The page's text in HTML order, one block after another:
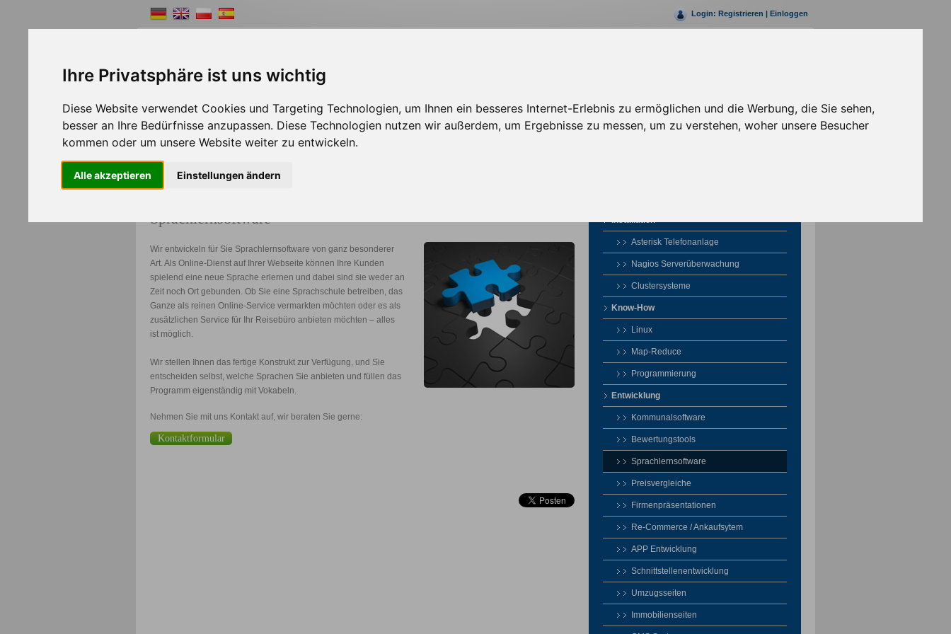
Ihre Privatsphäre ist uns wichtig
Diese Website verwendet Cookies und Targeting Technologien, um Ihnen ein besseres Internet-Erlebnis zu ermöglichen und die Werbung, die Sie sehen,
besser an Ihre Bedürfnisse anzupassen. Diese Technologien nutzen wir außerdem, um Ergebnisse zu messen, um zu verstehen, woher unsere Besucher
kommen oder um unsere Website weiter zu entwickeln.
Alle akzeptieren Einstellungen ändern
Login: Registrieren | Einloggen
Shopsystem Webdesign Solutions Werbepartner
Home >> Solutions
Sprachlernsoftware
Wir entwickeln für Sie Sprachlernsoftware von ganz besonderer
Art. Als Online-Dienst auf Ihrer Webseite können Ihre Kunden
spielend eine neue Sprache erlernen und dabei sind sie weder an
Zeit noch Ort gebunden. Ob Sie eine Sprachschule betreiben, das
Ganze als reinen Online-Service vermarkten möchten oder es als
zusätzlichen Service für Ihr Reisebüro anbieten möchten – alles
ist möglich.
Wir stellen Ihnen das fertige Konstrukt zur Verfügung, und Sie
entscheiden selbst, welche Sprachen Sie anbieten und füllen das
Programm eigenständig mit Vokabeln.
Nehmen Sie mit uns Kontakt auf, wir beraten Sie gerne:
Kontaktformular
Installation
Asterisk Telefonanlage
Nagios Serverüberwachung
Clustersysteme
Know-How
Linux
Map-Reduce
Programmierung
Entwicklung
Kommunalsoftware
Bewertungstools
Sprachlernsoftware
Preisvergleiche
Firmenpräsentationen
Re-Commerce / Ankaufsytem
APP Entwicklung
Schnittstellenentwicklung
Umzugsseiten
Immobilienseiten